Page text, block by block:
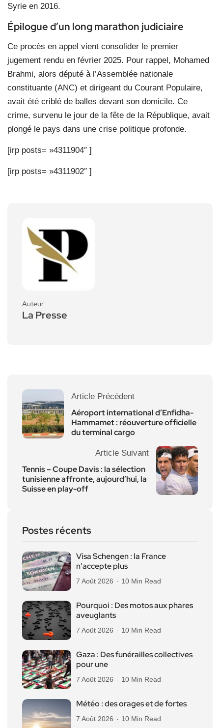
Syrie en 2016.
Épilogue d’un long marathon judiciaire
Ce procès en appel vient consolider le premier
jugement rendu en février 2025. Pour rappel, Mohamed
Brahmi, alors député à l’Assemblée nationale
constituante (ANC) et dirigeant du Courant Populaire,
avait été criblé de balles devant son domicile. Ce
crime, survenu le jour de la fête de la République, avait
plongé le pays dans une crise politique profonde.
[irp posts= »4311904″ ]
[irp posts= »4311902″ ]
Auteur
La Presse
Article Précédent
Aéroport international d’Enfidha-
Hammamet : réouverture officielle
du terminal cargo
Article Suivant
Tennis – Coupe Davis : la sélection
tunisienne affronte, aujourd’hui, la
Suisse en play-off
Postes récents
Visa Schengen : la France
n’accepte plus
7 Août 2026 10 Min Read
Pourquoi : Des motos aux phares
aveuglants
7 Août 2026 10 Min Read
Gaza : Des funérailles collectives
pour une
7 Août 2026 10 Min Read
Météo : des orages et de fortes
7 Août 2026 10 Min Read